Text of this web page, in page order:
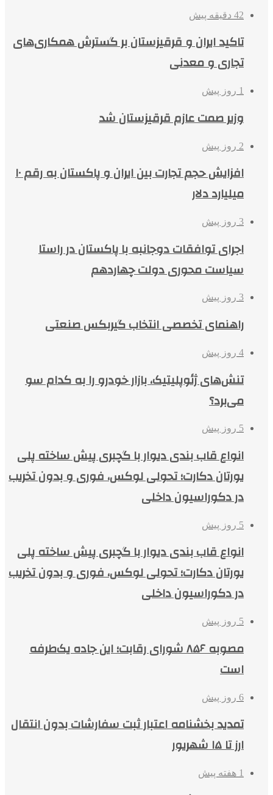
42 دقیقه پیش
تاکید ایران و قرقیزستان بر گسترش همکاری‌های
تجاری و معدنی
1 روز پیش
وزیر صمت عازم قرقیزستان شد
2 روز پیش
افزایش حجم تجارت بین ایران و پاکستان به رقم ۱۰
میلیارد دلار
3 روز پیش
اجرای توافقات دوجانبه با پاکستان در راستا
سیاست محوری دولت چهاردهم
3 روز پیش
راهنمای تخصصی انتخاب گیربکس صنعتی
4 روز پیش
تنش‌های ژئوپلیتیک، بازار خودرو را به کدام سو
می‌برد؟
5 روز پیش
انواع قاب بندی دیوار با گچبری پیش ساخته پلی
یورتان دکارت؛ تحولی لوکس، فوری و بدون تخریب
در دکوراسیون داخلی
5 روز پیش
انواع قاب بندی دیوار با گچبری پیش ساخته پلی
یورتان دکارت؛ تحولی لوکس، فوری و بدون تخریب
در دکوراسیون داخلی
5 روز پیش
مصوبه ۸۵۶ شورای رقابت؛ این جاده یک‌طرفه
است
6 روز پیش
تمدید بخشنامه اعتبار ثبت سفارشات بدون انتقال
ارز تا ۱۵ شهریور
1 هفته پیش